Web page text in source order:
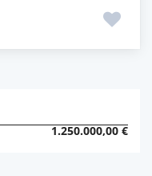
1.250.000,00 €